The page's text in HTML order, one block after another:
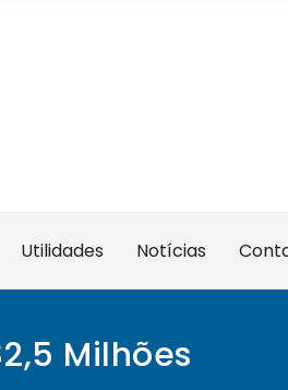
Utilidades Notícias
Milhões